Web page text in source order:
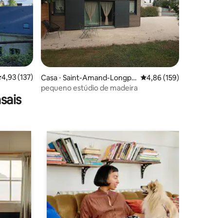
de uma avaliação média de 5, 137 avaliações
4,93 (137)
Casa ⋅ Saint-Amand-Longpr
é
4,86 de uma avaliação
4,86 (159)
pequeno estúdio de madeira